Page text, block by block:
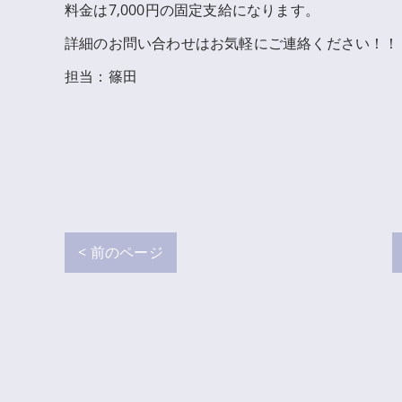
料金は7,000円の固定支給になります。
詳細のお問い合わせはお気軽にご連絡ください！！
担当：篠田
< 前のページ